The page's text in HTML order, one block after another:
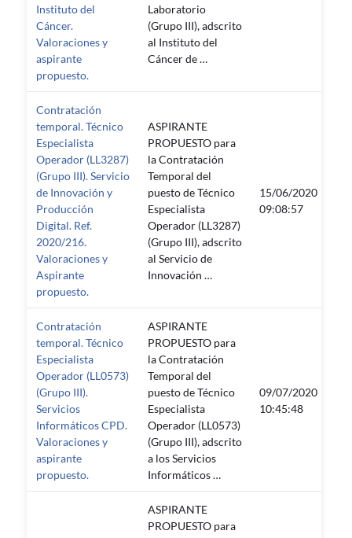
Instituto del
Cáncer.
Valoraciones y
aspirante
propuesto.
Laboratorio
(Grupo III), adscrito
al Instituto del
Cáncer de …
Contratación
temporal. Técnico
Especialista
Operador (LL3287)
(Grupo III). Servicio
de Innovación y
Producción
Digital. Ref.
2020/216.
Valoraciones y
Aspirante
propuesto.
ASPIRANTE
PROPUESTO para
la Contratación
Temporal del
puesto de Técnico
Especialista
Operador (LL3287)
(Grupo III), adscrito
al Servicio de
Innovación …
15/06/2020
09:08:57
Contratación
temporal. Técnico
Especialista
Operador (LL0573)
(Grupo III).
Servicios
Informáticos CPD.
Valoraciones y
aspirante
propuesto.
ASPIRANTE
PROPUESTO para
la Contratación
Temporal del
puesto de Técnico
Especialista
Operador (LL0573)
(Grupo III), adscrito
a los Servicios
Informáticos …
09/07/2020
10:45:48
ASPIRANTE
PROPUESTO para